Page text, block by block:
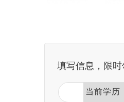
填写信息，限